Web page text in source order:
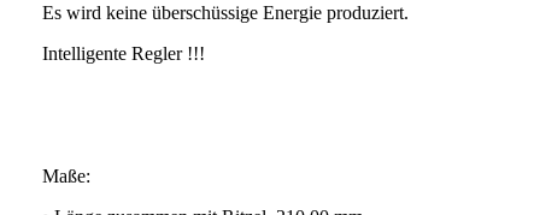
Es wird keine überschüssige Energie produziert.
Intelligente Regler !!!
Maße: